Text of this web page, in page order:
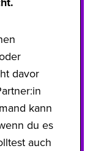
davor
kann
du es
auch